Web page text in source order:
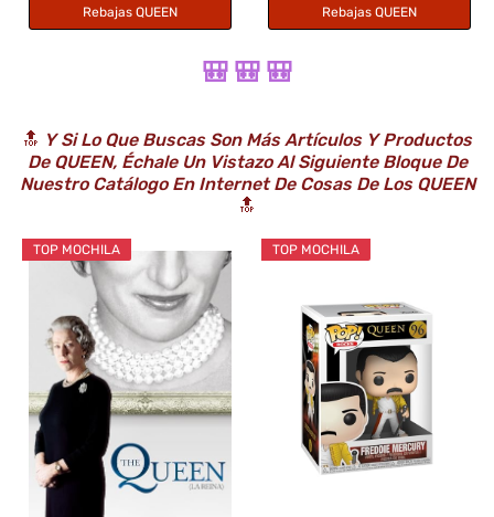
Rebajas QUEEN Rebajas QUEEN
🎒 🎒 🎒
🔝 Y Si Lo Que Buscas Son Más Artículos Y Productos
De QUEEN, Échale Un Vistazo Al Siguiente Bloque De
Nuestro Catálogo En Internet De Cosas De Los QUEEN
🔝
TOP MOCHILA TOP MOCHILA